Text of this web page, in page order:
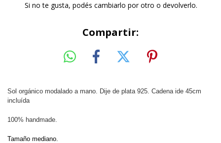
Si no te gusta, podés cambiarlo por otro o devolverlo.
Compartir:
Sol orgánico modalado a mano. Dije de plata 925. Cadena ide 45cm
incluída
100% handmade.
Tamaño mediano.